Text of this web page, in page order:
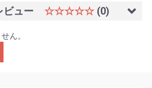
ビュー ☆☆☆☆☆ (0)
ん。